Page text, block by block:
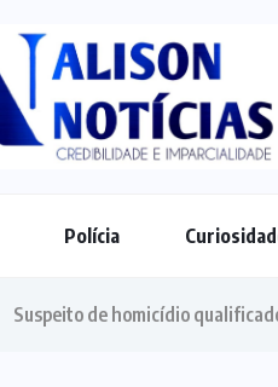
Polícia
Suspeito de homicídio